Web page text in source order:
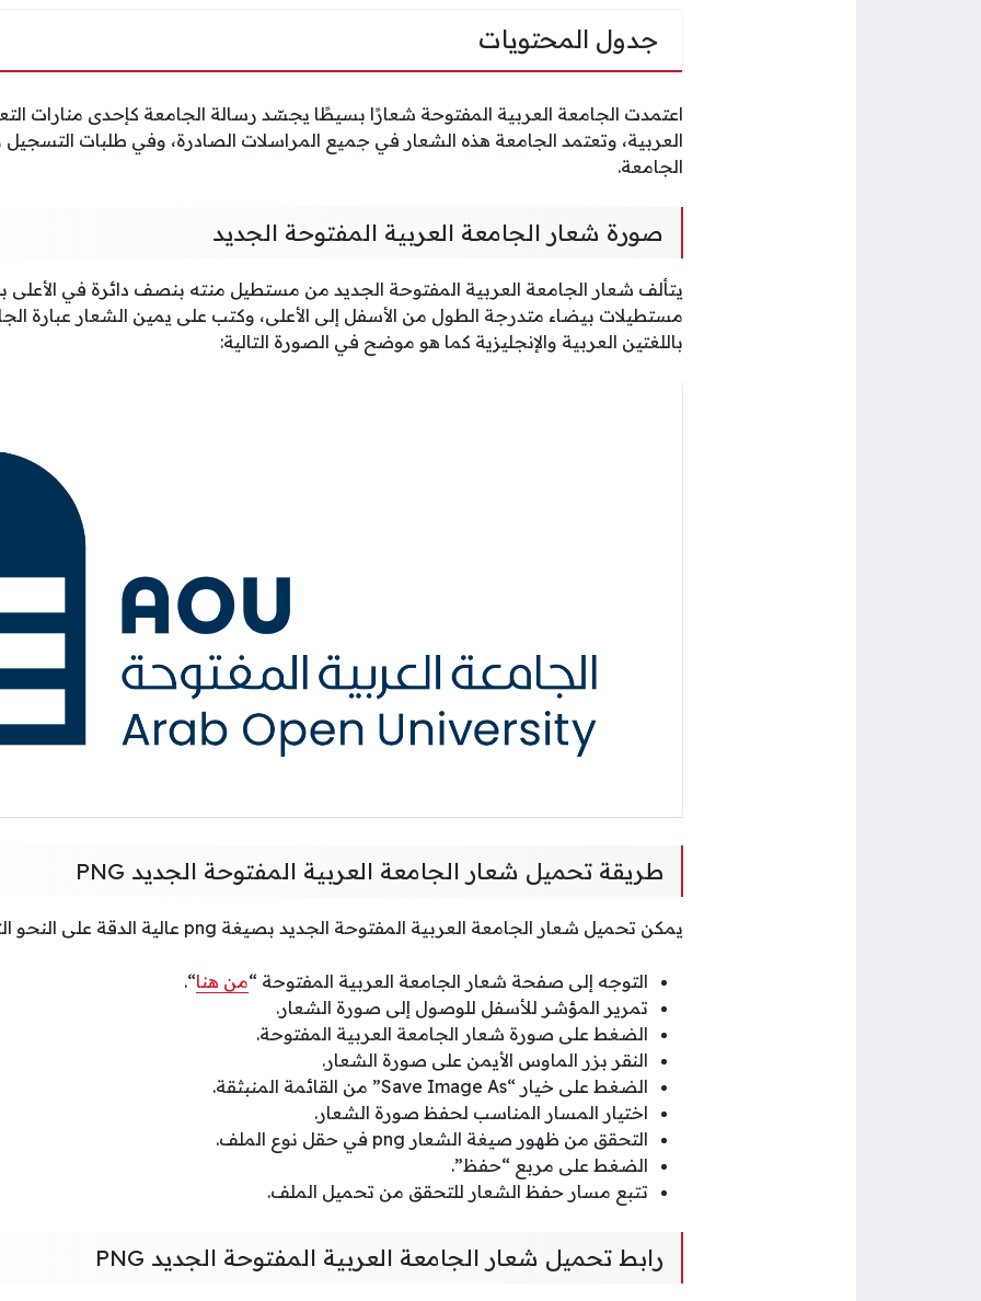
جدول المحتويات
اعتمدت الجامعة العربية المفتوحة شعارًا بسيطًا يجسّد رسالة الجامعة كإحدى منارات
العربية، وتعتمد الجامعة هذه الشعار في جميع المراسلات الصادرة، وفي طلبات
الجامعة.
صورة شعار الجامعة العربية المفتوحة الجديد
يتألف شعار الجامعة العربية المفتوحة الجديد من مستطيل منته بنصف دائرة في الأعلى
مستطيلات بيضاء متدرجة الطول من الأسفل إلى الأعلى، وكتب على يمين الشعار عبارة
باللغتين العربية والإنجليزية كما هو موضح في الصورة التالية:
طريقة تحميل شعار الجامعة العربية المفتوحة الجديد PNG
يمكن تحميل شعار الجامعة العربية المفتوحة الجديد بصيغة png عالية الدقة على النحو التالي:
التوجه إلى صفحة شعار الجامعة العربية المفتوحة “من هنا“.
تمرير المؤشر للأسفل للوصول إلى صورة الشعار.
الضغط على صورة شعار الجامعة العربية المفتوحة.
النقر بزر الماوس الأيمن على صورة الشعار.
الضغط على خيار “Save Image As” من القائمة المنبثقة.
اختيار المسار المناسب لحفظ صورة الشعار.
التحقق من ظهور صيغة الشعار png في حقل نوع الملف.
الضغط على مربع “حفظ”.
تتبع مسار حفظ الشعار للتحقق من تحميل الملف.
رابط تحميل شعار الجامعة العربية المفتوحة الجديد PNG